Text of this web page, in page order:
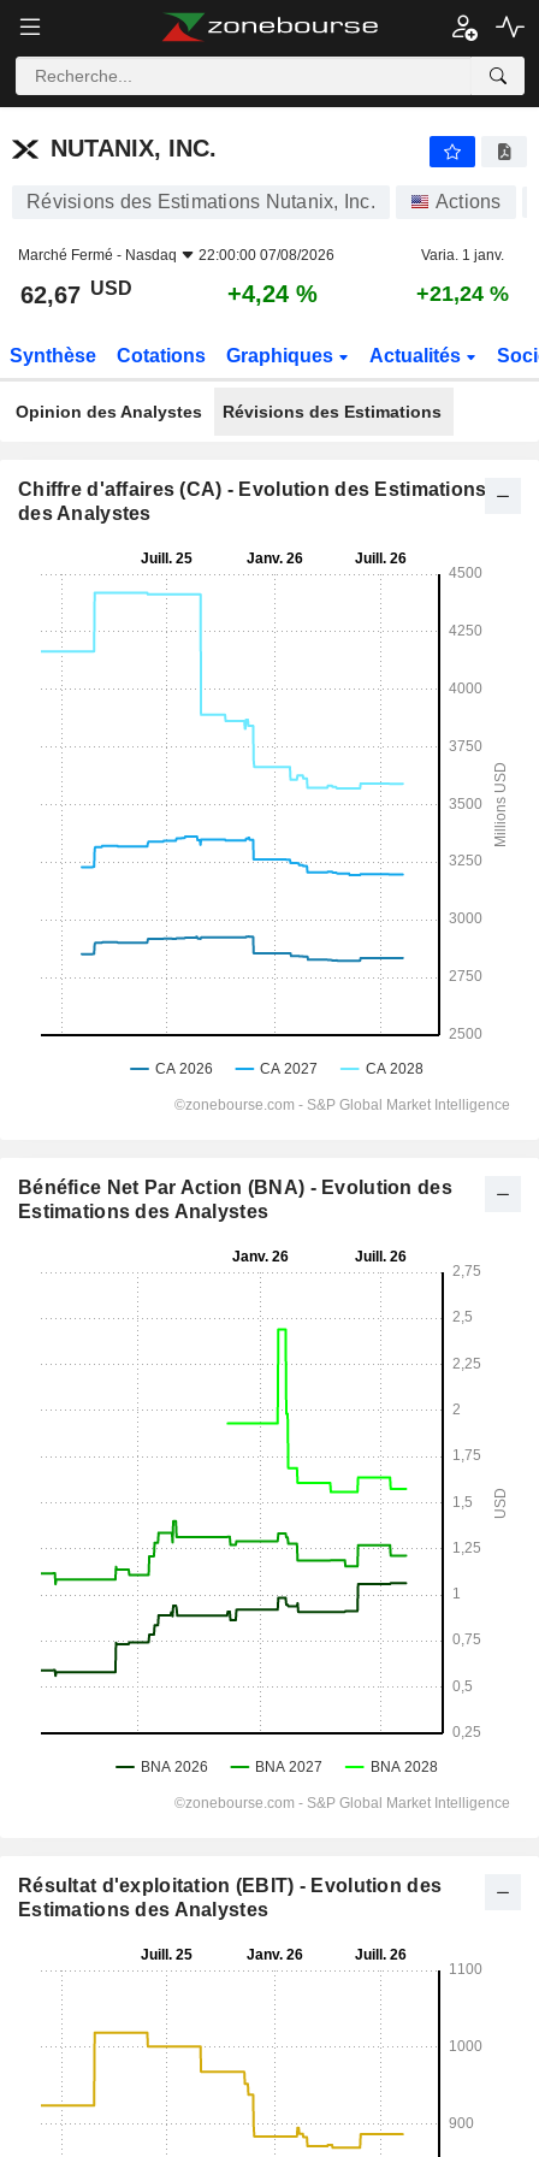
NUTANIX, INC.
NUTANIX, INC.
Révisions des Estimations Nutanix, Inc. Actions
Marché Fermé - Nasdaq 22:00:00 07/08/2026 Varia. 1 janv.
62,67 USD +4,24 % +21,24 %
Synthèse Cotations Graphiques Actualités
Opinion des Analystes Révisions des Estimations
Chiffre d'affaires (CA) - Evolution des Estimations
des Analystes
Bénéfice Net Par Action (BNA) - Evolution des
Estimations des Analystes
Résultat d'exploitation (EBIT) - Evolution des
Estimations des Analystes